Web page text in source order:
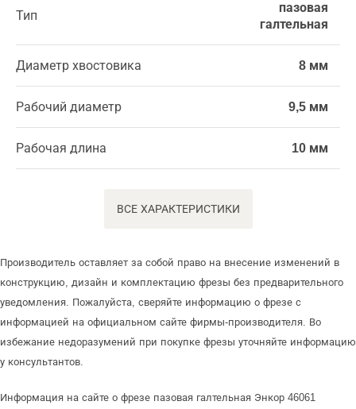
Тип
пазовая
галтельная
Диаметр хвостовика 8 мм
Рабочий диаметр 9,5 мм
Рабочая длина 10 мм
ВСЕ ХАРАКТЕРИСТИКИ
Производитель оставляет за собой право на внесение изменений в
конструкцию, дизайн и комплектацию фрезы без предварительного
уведомления. Пожалуйста, сверяйте информацию о фрезе с
информацией на официальном сайте фирмы-производителя. Во
избежание недоразумений при покупке фрезы уточняйте информацию
у консультантов.
Информация на сайте о фрезе пазовая галтельная Энкор 46061